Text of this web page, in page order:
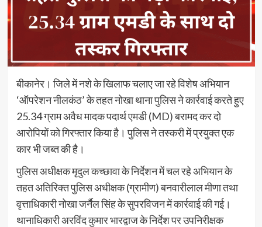
बीकानेर। जिले में नशे के खिलाफ चलाए जा रहे विशेष अभियान
‘ऑपरेशन नीलकंठ’ के तहत नोखा थाना पुलिस ने कार्रवाई करते हुए
25.34 ग्राम अवैध मादक पदार्थ एमडी (MD) बरामद कर दो
आरोपियों को गिरफ्तार किया है। पुलिस ने तस्करी में प्रयुक्त एक
कार भी जब्त की है।
पुलिस अधीक्षक मृदुल कच्छावा के निर्देशन में चल रहे अभियान के
तहत अतिरिक्त पुलिस अधीक्षक (ग्रामीण) बनवारीलाल मीणा तथा
वृत्ताधिकारी नोखा जर्नैल सिंह के सुपरविजन में कार्रवाई की गई।
थानाधिकारी अरविंद कुमार भारद्वाज के निर्देश पर उपनिरीक्षक